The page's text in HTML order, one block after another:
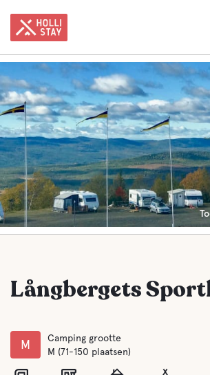
Långbergets
M
Camping grootte
M (71-150 plaatsen)